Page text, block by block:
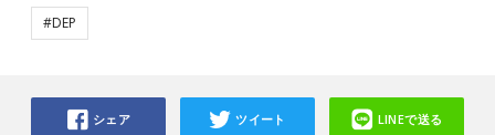
#DEP
シェア ツイート LINEで送る